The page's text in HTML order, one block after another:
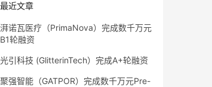
最近文章
湃诺瓦医疗（PrimaNova）完成数千万元
B1轮融资
光引科技 (GlitterinTech）完成A+轮融资
聚强智能（GATPOR）完成数千万元Pre-